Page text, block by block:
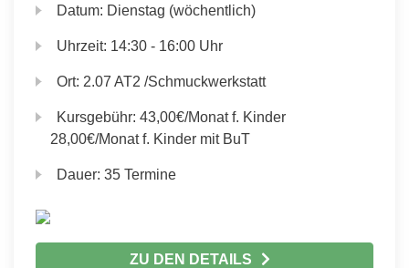
Datum: Dienstag (wöchentlich)
Uhrzeit: 14:30 - 16:00 Uhr
Ort: 2.07 AT2 /Schmuckwerkstatt
Kursgebühr:43,00€/Monat f. Kinder
28,00€/Monat f. Kinder mit BuT
Dauer:35 Termine
ZU DEN DETAILS